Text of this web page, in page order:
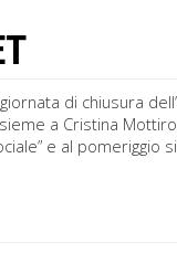
di chiusura
a Cristina
e al pomeriggio